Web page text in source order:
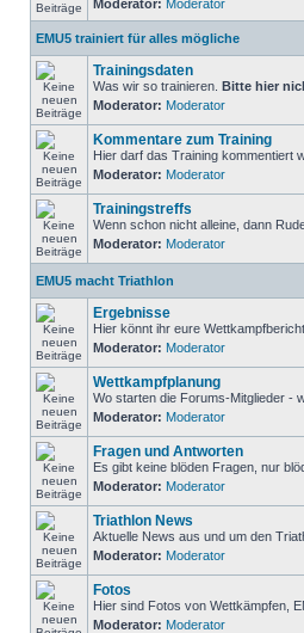
Moderator: Moderator
EMU5 trainiert für alles mögliche
Trainingsdaten
Was wir so trainieren. Bitte hier
Moderator: Moderator
Kommentare zum Training
Hier darf das Training kommentiert
Moderator: Moderator
Trainingstreffs
Wenn schon nicht alleine, dann
Moderator: Moderator
EMU5 macht Triathlon
Ergebnisse
Hier könnt ihr eure
Moderator: Moderator
Wettkampfplanung
Wo starten die Forums-Mitglieder -
Moderator: Moderator
Fragen und Antworten
Es gibt keine blöden Fragen, nur
Moderator: Moderator
Triathlon News
Aktuelle News aus und um den
Moderator: Moderator
Fotos
Hier sind Fotos von Wettkämpfen,
Moderator: Moderator